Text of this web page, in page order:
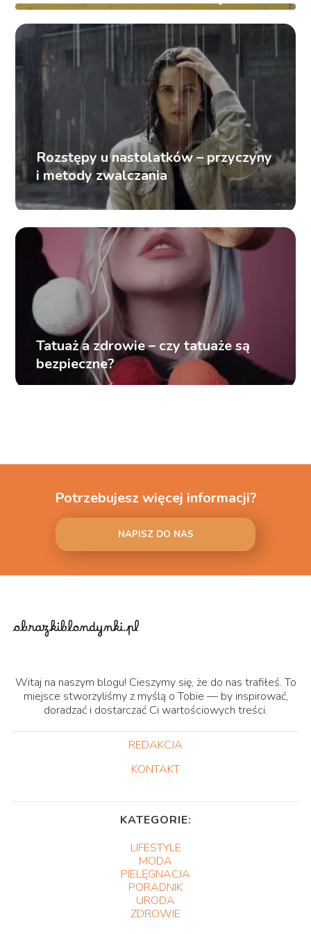
metod
Rozstępy u nastolatków – przyczyny
i metody zwalczania
Tatuaż a zdrowie – czy tatuaże są
bezpieczne?
Potrzebujesz więcej informacji?
NAPISZ DO NAS
Witaj na naszym blogu! Cieszymy się, że do nas trafiłeś. To
miejsce stworzyliśmy z myślą o Tobie — by inspirować,
doradzać i dostarczać Ci wartościowych treści.
REDAKCJA
KONTAKT
KATEGORIE:
LIFESTYLE
MODA
PIELĘGNACJA
PORADNIK
URODA
ZDROWIE